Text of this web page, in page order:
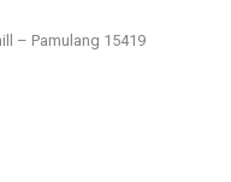
– Pamulang 15419